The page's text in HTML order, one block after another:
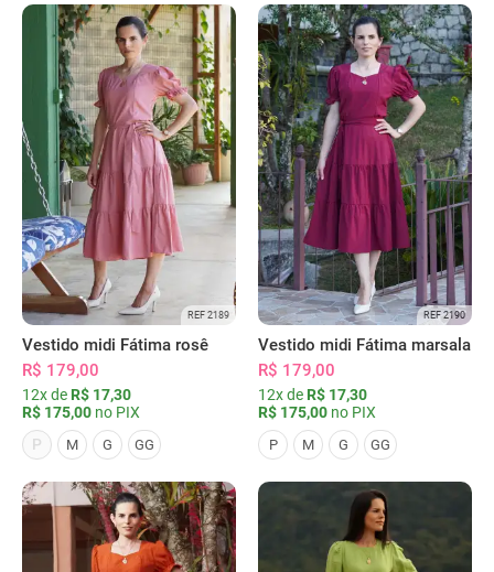
REF 2189
Vestido midi Fátima rosê
R$ 179,00
12x de R$ 17,30
R$ 175,00 no PIX
P
M G GG
REF 2190
Vestido midi Fátima marsala
R$ 179,00
12x de R$ 17,30
R$ 175,00 no PIX
P M G GG